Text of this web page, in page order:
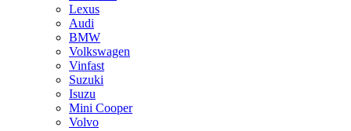
Lexus
Audi
BMW
Volkswagen
Vinfast
Suzuki
Isuzu
Mini Cooper
Volvo